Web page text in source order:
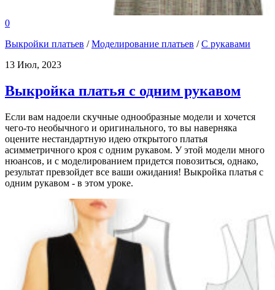
0
Выкройки платьев /Моделирование платьев /С рукавами
13 Июл, 2023
Выкройка платья с одним рукавом
Если вам надоели скучные однообразные модели и хочется
чего-то необычного и оригинального, то вы наверняка
оцените нестандартную идею открытого платья
асимметричного кроя с одним рукавом. У этой модели много
нюансов, и с моделированием придется повозиться, однако,
результат превзойдет все ваши ожидания! Выкройка платья с
одним рукавом - в этом уроке.